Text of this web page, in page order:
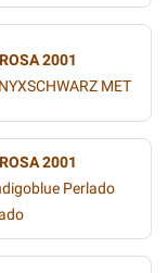
2001
MET
2001
Perlado